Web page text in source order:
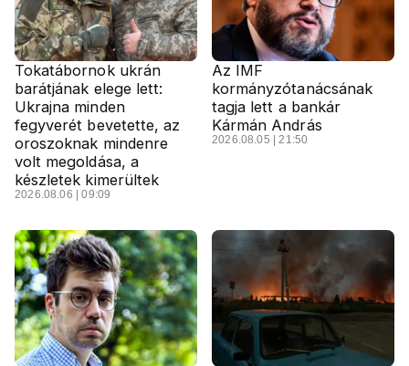
Tokatábornok ukrán
barátjának elege lett:
Ukrajna minden
fegyverét bevetette, az
oroszoknak mindenre
volt megoldása, a
készletek kimerültek
2026.08.06 | 09:09
Az IMF
kormányzótanácsának
tagja lett a bankár
Kármán András
2026.08.05 | 21:50